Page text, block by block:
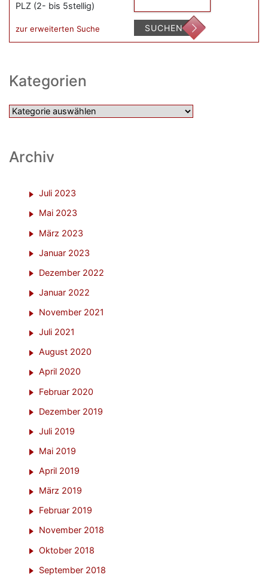
PLZ (2- bis 5stellig)
zur erweiterten Suche SUCHEN
Kategorien
Kategorien
Archiv
Juli 2023
Mai 2023
März 2023
Januar 2023
Dezember 2022
Januar 2022
November 2021
Juli 2021
August 2020
April 2020
Februar 2020
Dezember 2019
Juli 2019
Mai 2019
April 2019
März 2019
Februar 2019
November 2018
Oktober 2018
September 2018